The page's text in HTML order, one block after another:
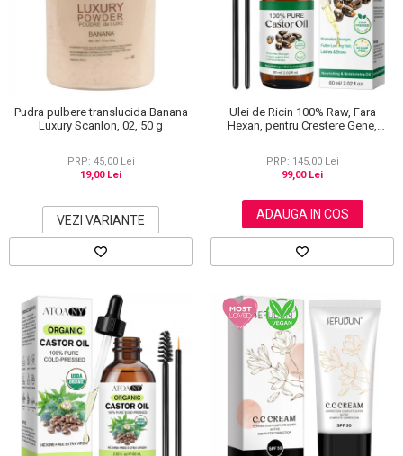
Scrub / Balsam de buze
Netestate pe Animale
Pudra pulbere translucida Banana
Luxury Scanlon, 02, 50 g
PRP: 45,00 Lei
19,00 Lei
VEZI VARIANTE
Ulei de Ricin 100% Raw, Fara
Hexan, pentru Crestere Gene,
PRP: 145,00 Lei
99,00 Lei
ADAUGA IN COS